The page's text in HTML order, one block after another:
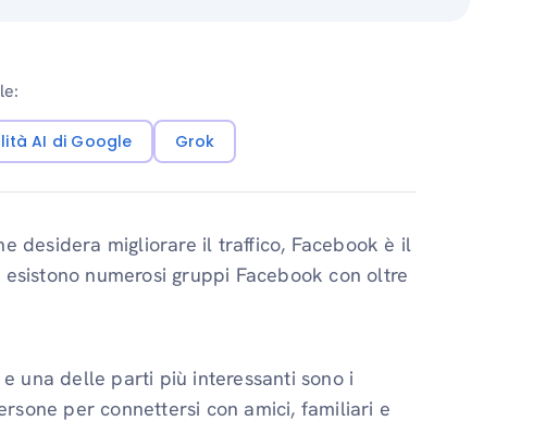
AI di Google Grok
desidera migliorare il traffico, Facebook è il
numerosi gruppi Facebook con oltre
una delle parti più interessanti sono i
per connettersi con amici, familiari e